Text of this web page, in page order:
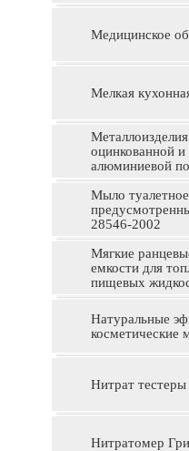
Медицинское
Мелкая
Металлоизделия
оцинкованной и
алюминиевой
Мыло
28546-2002
Мягкие
емкости для
пищевых
Натуральные
косметические
Нитрат тестеры
Нитратомер